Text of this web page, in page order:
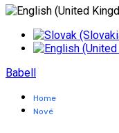
Babell
Home
Nové